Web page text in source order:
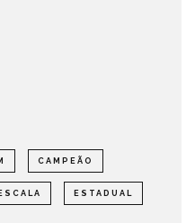
CAMPEÃO
ESCALA ESTADUAL